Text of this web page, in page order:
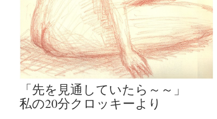
「先を見通していたら～～」
私の20分クロッキーより